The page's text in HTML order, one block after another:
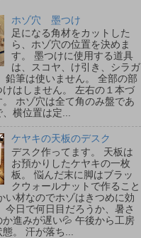
ホゾ穴 墨つけ
足になる角材をカットした
ら、ホゾ穴の位置を決めま
す。 墨つけに使用する道具
は、スコヤ、け引き、シラガ
鉛筆は使いません。 全部の部
けはしません。 左右の１本づ
。 ホゾ穴は全て角のみ盤であ
、横位置は定...
ケヤキの天板のデスク
デスク作ってます。 天板は
お預かりしたケヤキの一枚
板。 悩んだ末に脚はブラッ
クウォールナットで作ること
い材なのでホゾはきつめに効
今日で何日目だろうか、暑さ
か進みが遅い💦 午後から工房
。 汗が落ち...